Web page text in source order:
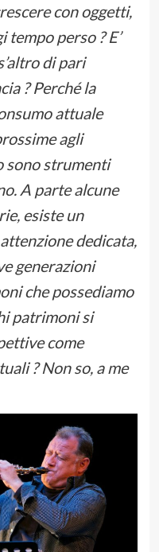
con oggetti,
tempo perso ? E’
di pari
? Perché la
attuale
agli
sono strumenti
A parte alcune
esiste un
dedicata,
generazioni
che possediamo
patrimoni si
come
? Non so, a me